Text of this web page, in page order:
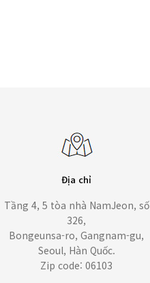
Địa chỉ
Tầng 4, 5 tòa nhà NamJeon, số
326,
Bongeunsa-ro, Gangnam-gu,
Seoul, Hàn Quốc.
Zip code: 06103